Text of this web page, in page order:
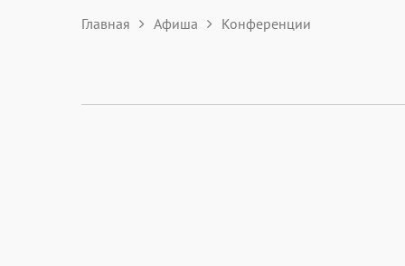
Главная Афиша Конференции